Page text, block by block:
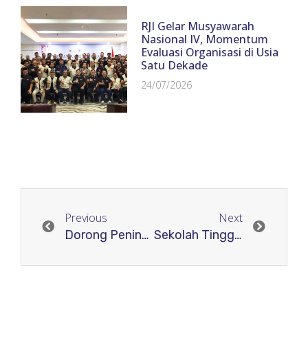
RJI Gelar Musyawarah
Nasional IV, Momentum
Evaluasi Organisasi di Usia
Satu Dekade
24/07/2026
Previous
Dorong Peningkatan Mutu Publikasi Ilmiah, PSPI Gelar Kajian Publikasi Ilmiah Seri 01
Next
Sekolah Tinggi Pertanahan Nasional Gandeng RJI Tingkatkan Akreditasi Jurnalnya